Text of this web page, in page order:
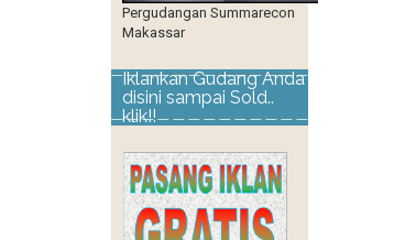
Pergudangan Summarecon
Makassar
Iklankan Gudang Anda
disini sampai Sold..
klik!!